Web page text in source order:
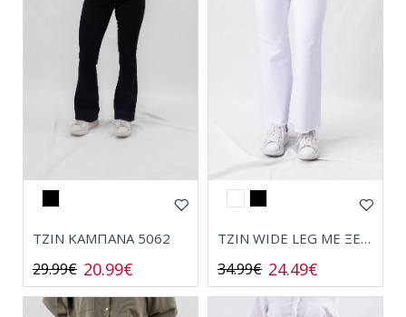
ΤΖΙΝ ΚΑΜΠΑΝΑ 5062
20.99€
29.99€
ΤΖΙΝ WIDE LEG ΜΕ ΞΕΦΤΙΑ SJ983
24.49€
34.99€